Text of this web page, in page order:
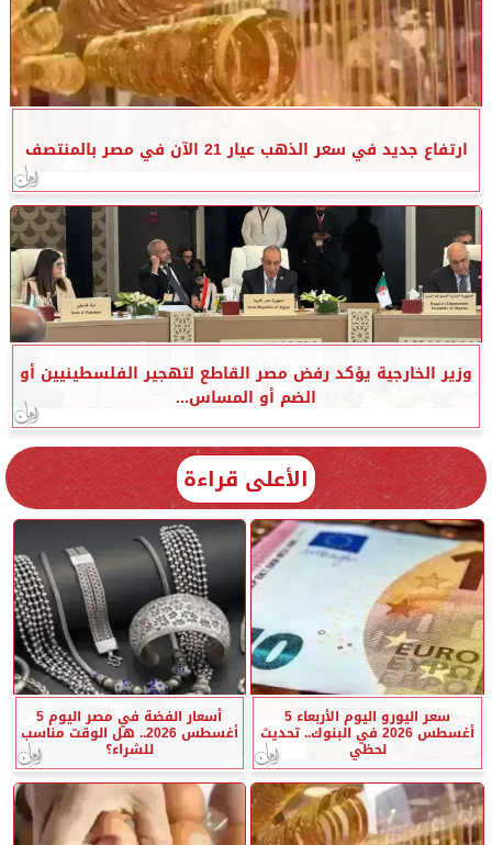
ارتفاع جديد في سعر الذهب عيار 21 الآن في مصر بالمنتصف
وزير الخارجية يؤكد رفض مصر القاطع لتهجير الفلسطينيين أو
الضم أو المساس...
الأعلى قراءة
سعر اليورو اليوم الأربعاء 5
أغسطس 2026 في البنوك.. تحديث
لحظي
أسعار الفضة في مصر اليوم 5
أغسطس 2026.. هل الوقت مناسب
للشراء؟